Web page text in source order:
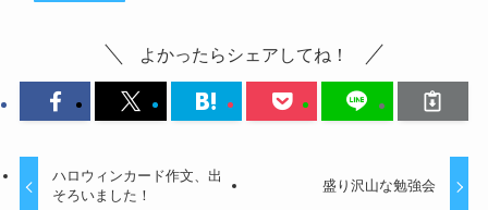
よかったらシェアしてね！
ハロウィンカード作文、出
そろいました！
盛り沢山な勉強会